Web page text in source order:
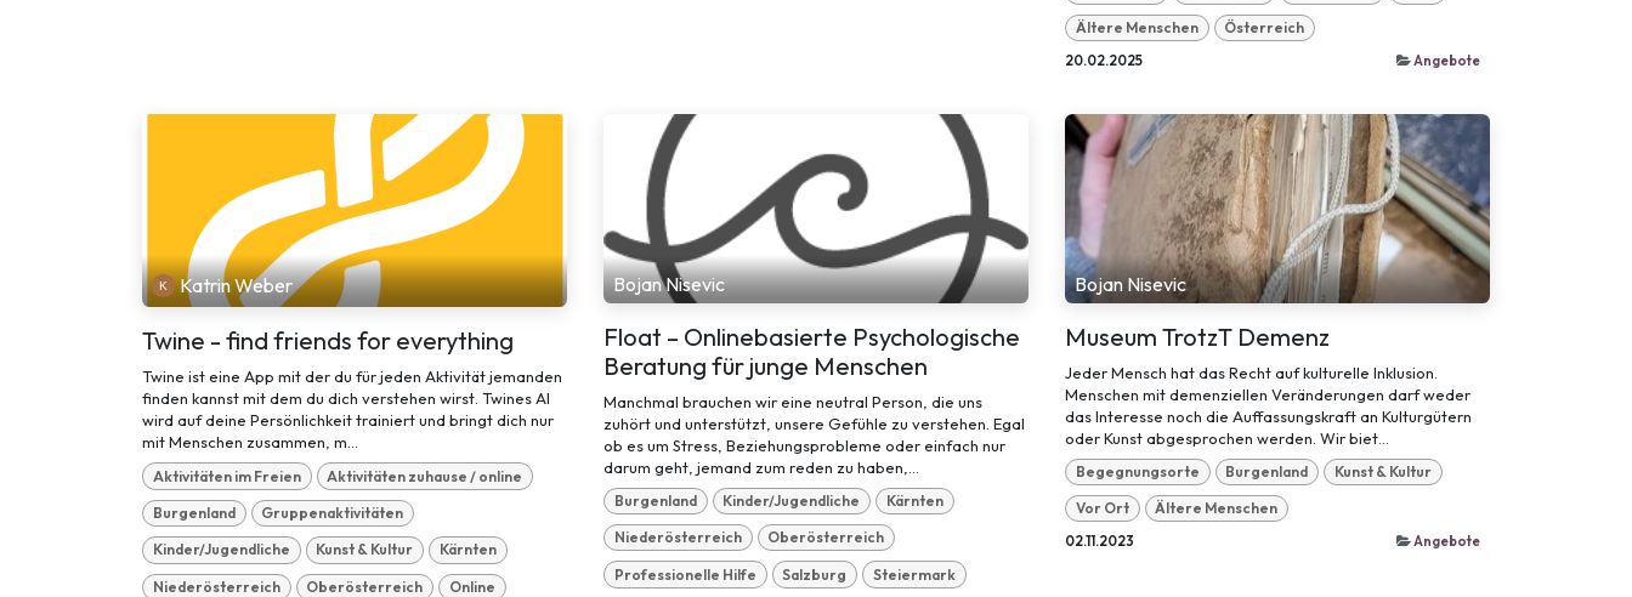
Ältere Menschen Österreich
20.02.2025 Angebote
Katrin Weber
Twine - find friends for everything
Twine ist eine App mit der du für jeden Aktivität jemanden
finden kannst mit dem du dich verstehen wirst. Twines AI
wird auf deine Persönlichkeit trainiert und bringt dich nur
mit Menschen zusammen, m...
Aktivitäten im Freien Aktivitäten zuhause / online
Burgenland Gruppenaktivitäten
Kinder/Jugendliche Kunst & Kultur Kärnten
Niederösterreich Oberösterreich Online
Bojan Nisevic
Float – Onlinebasierte Psychologische
Beratung für junge Menschen
Manchmal brauchen wir eine neutral Person, die uns
zuhört und unterstützt, unsere Gefühle zu verstehen. Egal
ob es um Stress, Beziehungsprobleme oder einfach nur
darum geht, jemand zum reden zu haben,...
Burgenland Kinder/Jugendliche Kärnten
Niederösterreich Oberösterreich
Professionelle Hilfe Salzburg Steiermark
Bojan Nisevic
Museum TrotzT Demenz
Jeder Mensch hat das Recht auf kulturelle Inklusion.
Menschen mit demenziellen Veränderungen darf weder
das Interesse noch die Auffassungskraft an Kulturgütern
oder Kunst abgesprochen werden. Wir biet...
Begegnungsorte Burgenland Kunst & Kultur
Vor Ort Ältere Menschen
02.11.2023 Angebote